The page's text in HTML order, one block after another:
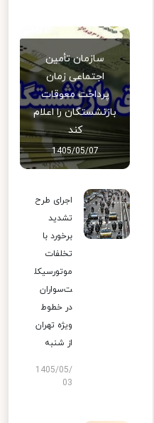
سازمان تأمین
اجتماعی زمان
پرداخت معوقات
بازنشستگان را اعلام
کند
1405/05/07
اجرای طرح
تشدید
برخورد با
تخلفات
موتورسیکل
ت‌سواران
در خطوط
ویژه تهران
از شنبه
1405/05/
03